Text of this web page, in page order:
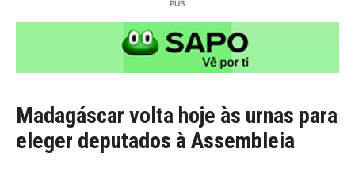
Madagáscar volta hoje às urnas para
eleger deputados à Assembleia